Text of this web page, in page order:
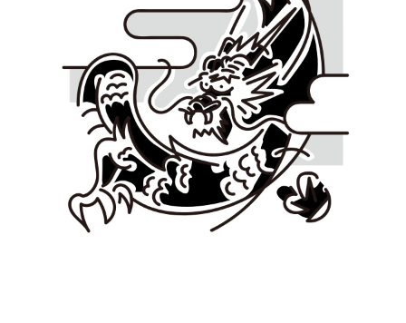
地域を代表する 企業100選
プレスリリース
行政連携記事
MILCプロジェクト
選出企業特別対談
SDGsの先駆者
飲食店
地域豆知識
ニッポンの百選大全集
Sporkle